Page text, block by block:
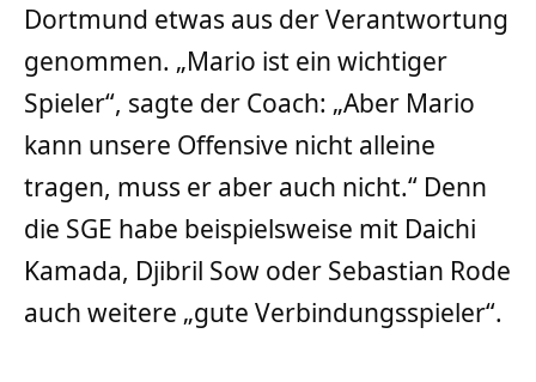
Dortmund etwas aus der Verantwortung
genommen. „Mario ist ein wichtiger
Spieler“, sagte der Coach: „Aber Mario
kann unsere Offensive nicht alleine
tragen, muss er aber auch nicht.“ Denn
die SGE habe beispielsweise mit Daichi
Kamada, Djibril Sow oder Sebastian Rode
auch weitere „gute Verbindungsspieler“.